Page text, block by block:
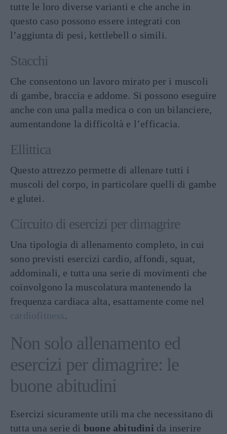
tutte le loro diverse varianti e che anche in
questo caso possono essere integrati con
l’aggiunta di pesi, kettlebell o simili.
Stacchi
Che consentono un lavoro mirato per i muscoli
di gambe, braccia e addome. Si possono eseguire
anche con una palla medica o con un bilanciere,
aumentandone la difficoltà e l’efficacia.
Ellittica
Questo attrezzo permette di allenare tutti i
muscoli del corpo, in particolare quelli di gambe
e glutei.
Circuito di esercizi per dimagrire
Una tipologia di allenamento completo, in cui
sono previsti esercizi cardio, affondi, squat,
addominali, e tutta una serie di movimenti che
coinvolgono la muscolatura mantenendo la
frequenza cardiaca alta, esattamente come nel
cardiofitness.
Non solo allenamento ed
esercizi per dimagrire: le
buone abitudini
Esercizi sicuramente utili ma che necessitano di
tutta una serie di buone abitudini da inserire